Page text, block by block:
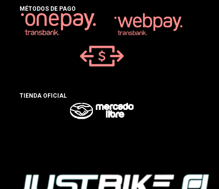
MÉTODOS DE PAGO
TIENDA OFICIAL